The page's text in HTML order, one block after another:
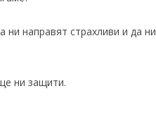
направят страхливи и да ни
ни защити.